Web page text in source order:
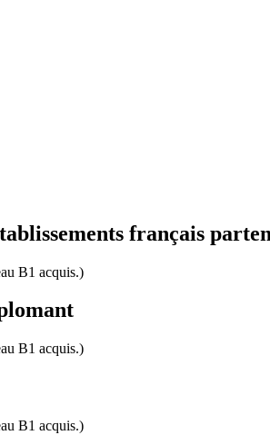
français
B1 acquis.)
B1 acquis.)
B1 acquis.)